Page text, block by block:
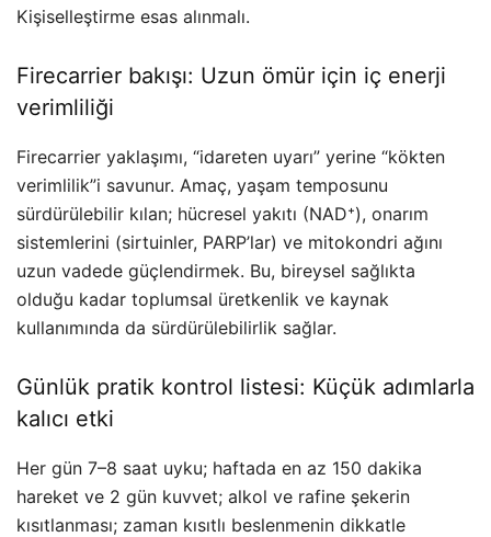
Kişiselleştirme esas alınmalı.
Firecarrier bakışı: Uzun ömür için iç enerji
verimliliği
Firecarrier yaklaşımı, “idareten uyarı” yerine “kökten
verimlilik”i savunur. Amaç, yaşam temposunu
sürdürülebilir kılan; hücresel yakıtı (NAD⁺), onarım
sistemlerini (sirtuinler, PARP’lar) ve mitokondri ağını
uzun vadede güçlendirmek. Bu, bireysel sağlıkta
olduğu kadar toplumsal üretkenlik ve kaynak
kullanımında da sürdürülebilirlik sağlar.
Günlük pratik kontrol listesi: Küçük adımlarla
kalıcı etki
Her gün 7–8 saat uyku; haftada en az 150 dakika
hareket ve 2 gün kuvvet; alkol ve rafine şekerin
kısıtlanması; zaman kısıtlı beslenmenin dikkatle